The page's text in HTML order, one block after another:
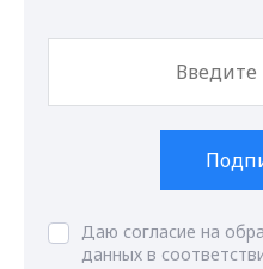
Даю согласие на
данных в